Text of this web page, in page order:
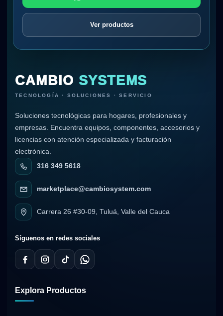
Ver productos
CAMBIO SYSTEMS
TECNOLOGÍA · SOLUCIONES · SERVICIO
Soluciones tecnológicas para hogares, profesionales y
empresas. Encuentra equipos, componentes, accesorios y
licencias con atención especializada y facturación
electrónica.
316 349 5618
marketplace@cambiosystem.com
Carrera 26 #30-09, Tuluá, Valle del Cauca
Síguenos en redes sociales
Explora Productos